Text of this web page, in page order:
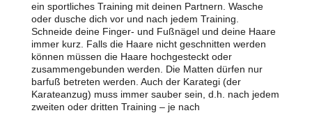
ein sportliches Training mit deinen Partnern. Wasche
oder dusche dich vor und nach jedem Training.
Schneide deine Finger- und Fußnägel und deine Haare
immer kurz. Falls die Haare nicht geschnitten werden
können müssen die Haare hochgesteckt oder
zusammengebunden werden. Die Matten dürfen nur
barfuß betreten werden. Auch der Karategi (der
Karateanzug) muss immer sauber sein, d.h. nach jedem
zweiten oder dritten Training – je nach